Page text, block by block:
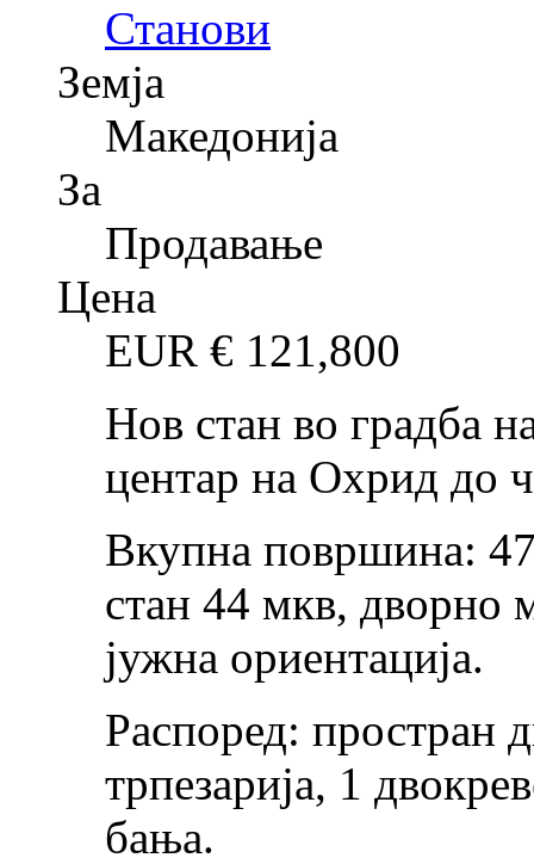
Станови
Земја
Македонија
За
Продавање
Цена
EUR € 121,800
Нов стан во градба
центар на Охрид до
Вкупна површина:
стан 44 мкв, дворно
јужна ориентација.
Распоред: простран
трпезарија, 1
бања.